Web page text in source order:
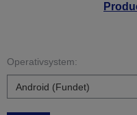
Operativsystem: